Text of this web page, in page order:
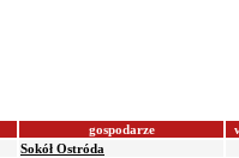
gospodarze
Sokół Ostróda